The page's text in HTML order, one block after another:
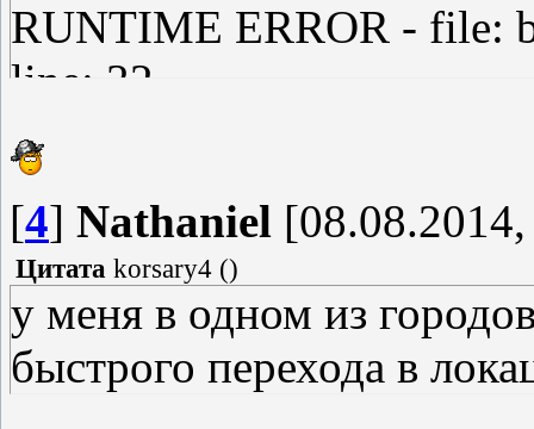
RUNTIME ERROR - file:
line: 32
no rAP data
RUNTIME ERROR - file:
line: 40
missed attribute: emerge
RUNTIME ERROR - file:
line: 40
[4] Nathaniel
Цитата korsary4 ()
у меня в одном из
быстрого перехода в